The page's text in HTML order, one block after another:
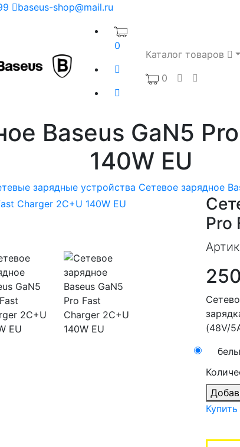
baseus-shop@mail.ru
0
Каталог товаров
0
Baseus GaN5
140W EU
зарядные устройства Сетевое зарядное
Pro
(48V/